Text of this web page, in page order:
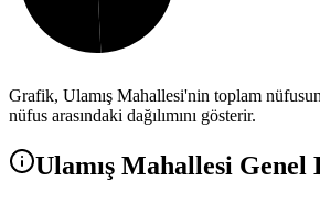
Grafik, Ulamış Mahallesi'nin toplam
nüfus arasındaki dağılımını gösterir.
Ulamış Mahallesi Genel